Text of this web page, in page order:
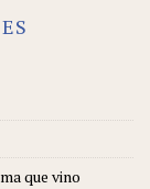
que vino